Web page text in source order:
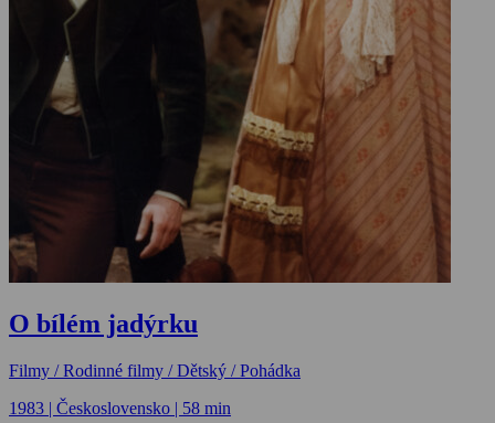
O bílém jadýrku
Filmy / Rodinné filmy / Dětský / Pohádka
1983 | Československo | 58 min